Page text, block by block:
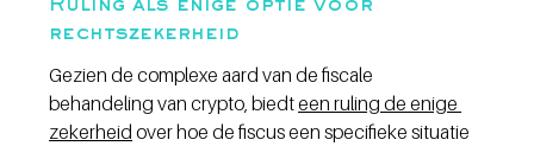
Ruling als enige optie voor
rechtszekerheid
Gezien de complexe aard van de fiscale
behandeling van crypto, biedt een ruling de enige
zekerheid over hoe de fiscus een specifieke situatie